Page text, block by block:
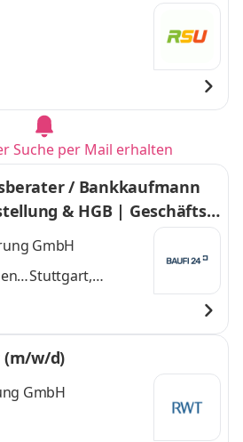
Suche per Mail erhalten
/ Bankkaufmann
& HGB | Geschäftsst
GmbH
Stuttgart,
(m/w/d)
GmbH